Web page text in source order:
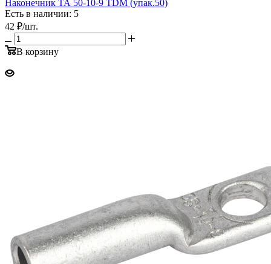
Наконечник ТА 50-10-9 TDM (упак.50)
Есть в наличии: 5
42 ₽/шт.
В корзину